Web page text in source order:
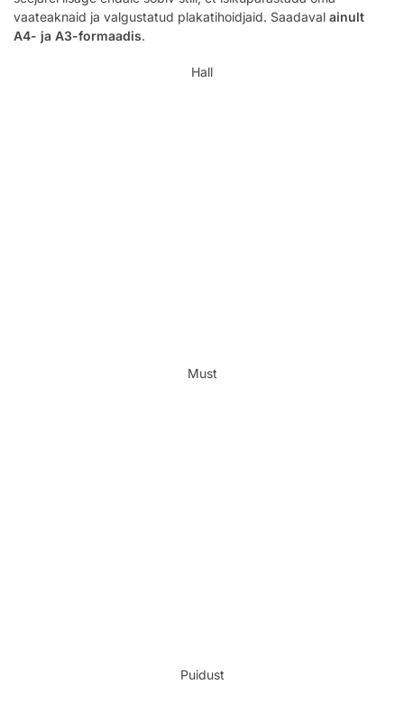
vaateaknaid ja valgustatud plakatihoidjaid. Saadaval ainult
A4- ja A3-formaadis.
Hall
Must
Puidust